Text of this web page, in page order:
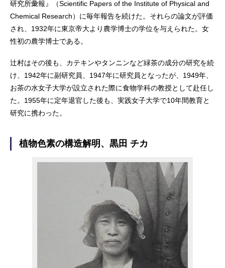
研究所彙報』（Scientific Papers of the Institute of Physical and
Chemical Research）に毎年報告を続けた。それらの論文が評価
され、1932年に東京帝大より農学博士の学位を与えられた。女
性初の農学博士である。
辻村はその後も、カテキンやタンニンなど緑茶の成分の研究を続
け、1942年に副研究員、1947年に研究員となったが、1949年、
お茶の水女子大学が設立された際に食物学科の教授として赴任し
た。1955年に定年退官した後も、実践女子大学で10年間教育と
研究に携わった。
植物色素の構造解明、黒田 チカ